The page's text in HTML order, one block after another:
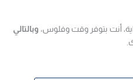
أنت بتوفر وقت وفلوس، وبالتالي